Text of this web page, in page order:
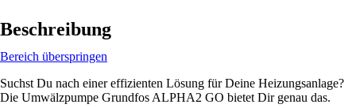
Beschreibung
Bereich überspringen
Suchst Du nach einer effizienten Lösung für Deine Heizungsanlage?
Die Umwälzpumpe Grundfos ALPHA2 GO bietet Dir genau das.